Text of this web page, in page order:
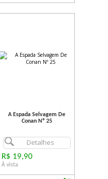
A Espada Selvagem De
Conan Nº 25
Detalhes
R$ 19,90
À vista